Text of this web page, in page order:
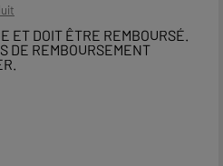
ET DOIT ÊTRE REMBOURSÉ.
DE REMBOURSEMENT